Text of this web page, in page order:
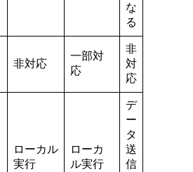
な
る
非対応
一部対
応
非
対
応
ローカル
実行
ローカ
ル実行
デ
ー
タ
送
信